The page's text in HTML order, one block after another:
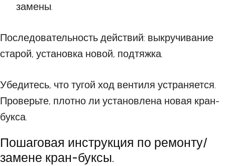
замены.
Последовательность действий: выкручивание
старой, установка новой, подтяжка.
Убедитесь, что тугой ход вентиля устраняется.
Проверьте, плотно ли установлена новая кран-
букса.
Пошаговая инструкция по ремонту/
замене кран-буксы.